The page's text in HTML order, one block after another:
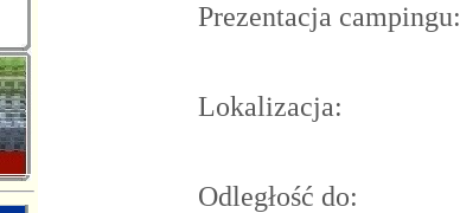
Prezentacja campingu:
Lokalizacja:
Odległość do: